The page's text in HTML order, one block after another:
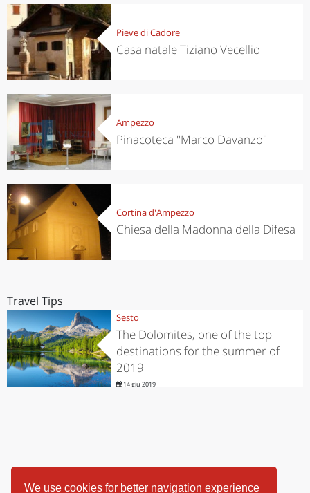
We use cookies for better navigation experience
Pieve di Cadore
Casa natale Tiziano Vecellio
Ampezzo
Pinacoteca "Marco Davanzo"
Cortina d'Ampezzo
Chiesa della Madonna della Difesa
Travel Tips
Sesto
The Dolomites, one of the top
destinations for the summer of
2019
14 giu 2019